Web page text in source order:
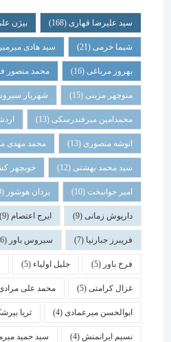
سید علیرضا قهاری(168) بیژن علی آبادی(31)
شیما خرمی(21) سید هادی میرمیران(18)
بهروز مرباغی (16) محمد منصور فلامکی (16)
منوچهر مزینی(15) شهریار سیروس(15)
محمدامین میرفندرسکی(13) اردشیر
انوشه منصوری(13) محمد مهدی محمودی
سید محمد بهشتی(12) خوبچهر کشاورزی
امیر جوانبخت(10) یزدان هوشور(10)
داریوش زمانی(9) ایرج اعتصام(9)
فریبرز جبارنیا(7) سیروس باور(6)
فرخ باور(5) جلیل اولیاء(5) نادر
غزال کرامتی(5) محمد علی مرادی(4)
ابوالحسن میرعمادی(4) ثریا بیرشک(4)
نسیم ایرانمنش(4) سید حمید میرمیران(4)